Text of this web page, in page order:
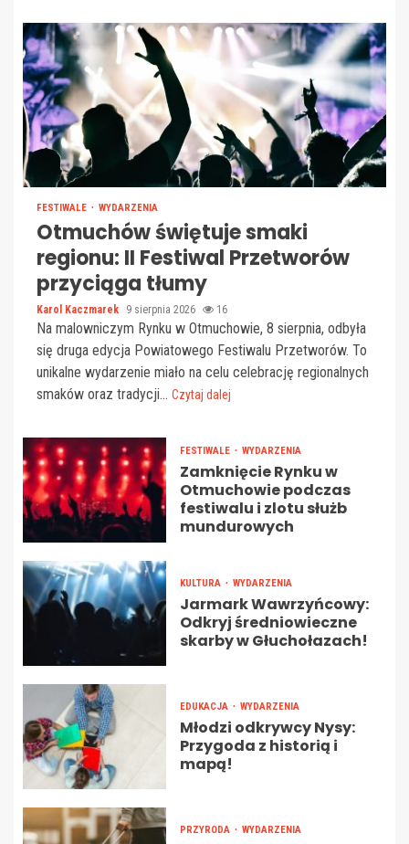
FESTIWALE WYDARZENIA
Otmuchów świętuje smaki
regionu: II Festiwal Przetworów
przyciąga tłumy
Karol Kaczmarek 9 sierpnia 2026 16
Na malowniczym Rynku w Otmuchowie, 8 sierpnia, odbyła
się druga edycja Powiatowego Festiwalu Przetworów. To
unikalne wydarzenie miało na celu celebrację regionalnych
smaków oraz tradycji... Czytaj dalej
FESTIWALE WYDARZENIA
Zamknięcie Rynku w
Otmuchowie podczas
festiwalu i zlotu służb
mundurowych
KULTURA WYDARZENIA
Jarmark Wawrzyńcowy:
Odkryj średniowieczne
skarby w Głuchołazach!
EDUKACJA WYDARZENIA
Młodzi odkrywcy Nysy:
Przygoda z historią i
mapą!
PRZYRODA WYDARZENIA